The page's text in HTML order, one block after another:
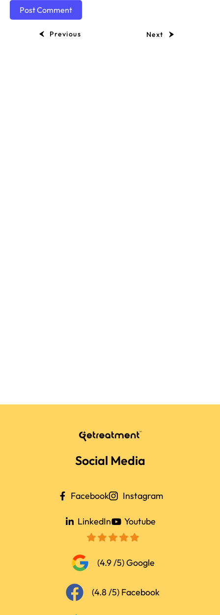
Previous Next
Social Media
Facebook Instagram
LinkedIn Youtube
(4.9 /5) Google
(4.8 /5) Facebook